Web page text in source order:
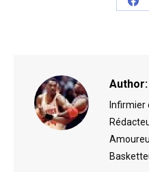
Author:
Infirmier